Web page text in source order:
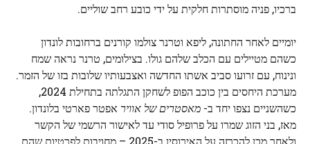
ברכיו, פניה מוסתרות חלקית על ידי כובע רחב שוליים.
יומיים לאחר החתונה, ליפא וטרנר צולמו קורנים ברחובות לונדון
כשהם מטיילים עם הכלב שלהם גולו. בצילומים, טרנר נראה שמח
ונינוח, עם זרועו סביב אשתו החדשה ואצבעותיו שלובות בזו של הזמר.
מערכת היחסים בין כוכב הפופ לשחקן התגלתה בתחילת 2024,
כשהשניים נצפו יחד ב- מאסטרים של אוויר אפטר פארטי בלונדון.
מאז, בני הזוג שמרו על פרופיל סודי עד לאישור הרשמי של הקשר
ולאחר מכן להכרזה על האירוסין ב-2025 – מחויבות לפרטיות שהם